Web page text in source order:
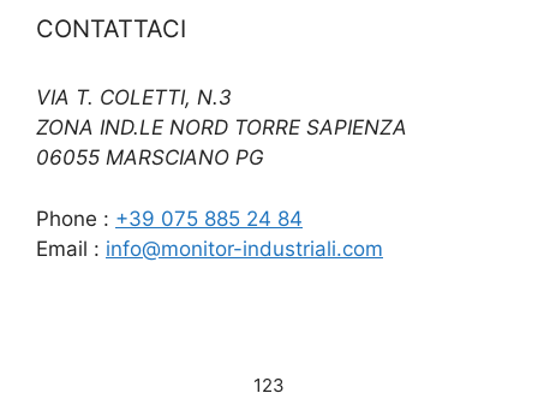
CONTATTACI
VIA T. COLETTI, N.3
ZONA IND.LE NORD TORRE SAPIENZA
06055 MARSCIANO PG
Phone : +39 075 885 24 84
Email : info@monitor-industriali.com
123